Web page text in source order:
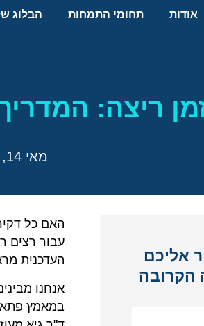
אודות תחומי התמחות הבלוג
ריצה:
מאי 14, 2026
אליכם
הקרובה
האם כל
עבור רצים
העדכנית מראה
אנחנו
במאמץ